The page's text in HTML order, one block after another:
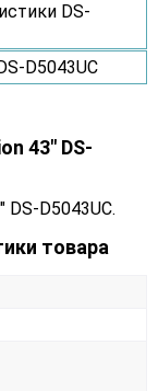
DS-
D5043UC
43" DS-
D5043UC.
товара